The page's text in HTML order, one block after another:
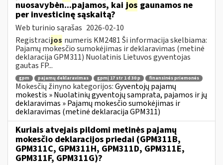
nuosavybėn...pajamos, kai jos gaunamos ne
per investicinę sąskaitą?
Web turinio sąrašas 2026-02-10
Registracijos numeris KM2481 Ši informacija skelbiama:
Pajamų mokesčio sumokėjimas ir deklaravimas (metinė
deklaracija GPM311) Nuolatinis Lietuvos gyventojas
gautas FP...
gpm pajamų deklaravimas gpmį 17 str 1 d 30 p finansinės priemonės
Mokesčių žinyno kategorijos:Gyventojų pajamų
mokestis » Nuolatinių gyventojų samprata, pajamos ir jų
deklaravimas » Pajamų mokesčio sumokėjimas ir
deklaravimas (metinė deklaracija GPM311)
Kuriais atvejais pildomi metinės pajamų
mokesčio deklaracijos priedai (GPM311B,
GPM311C, GPM311H, GPM311D, GPM311E,
GPM311F, GPM311G)?